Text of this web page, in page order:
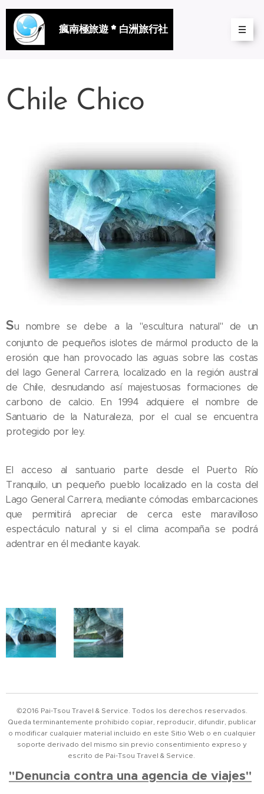
瘋南極旅遊 * 白洲旅行社
Chile Chico
Su nombre se debe a la "escultura natural" de un
conjunto de pequeños islotes de mármol producto de la
erosión que han provocado las aguas sobre las costas
del lago General Carrera, localizado en la región austral
de Chile, desnudando así majestuosas formaciones de
carbono de calcio. En 1994 adquiere el nombre de
Santuario de la Naturaleza, por el cual se encuentra
protegido por ley.
El acceso al santuario parte desde el Puerto Río
Tranquilo, un pequeño pueblo localizado en la costa del
Lago General Carrera, mediante cómodas embarcaciones
que permitirá apreciar de cerca este maravilloso
espectáculo natural y si el clima acompaña se podrá
adentrar en él mediante kayak.
©2016 Pai-Tsou Travel & Service. Todos los derechos reservados.
Queda terminantemente prohibido copiar, reproducir, difundir, publicar
o modificar cualquier material incluido en este Sitio Web o en cualquier
soporte derivado del mismo sin previo consentimiento expreso y
escrito de Pai-Tsou Travel & Service.
"Denuncia contra una agencia de viajes"